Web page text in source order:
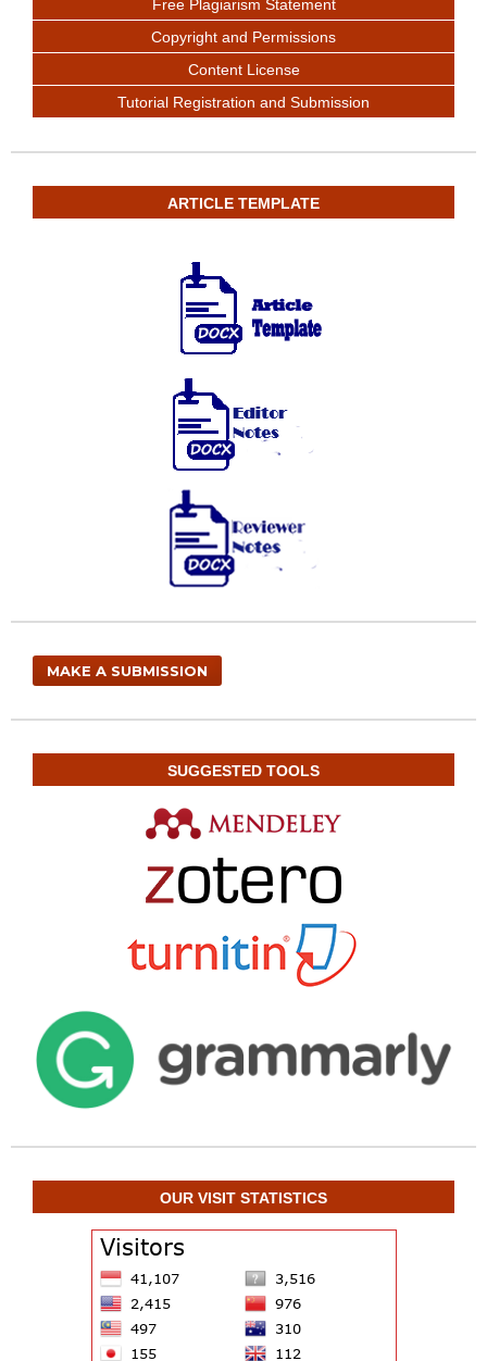
Free Plagiarism Statement
Copyright and Permissions
Content License
Tutorial Registration and Submission
ARTICLE TEMPLATE
MAKE A SUBMISSION
SUGGESTED TOOLS
OUR VISIT STATISTICS